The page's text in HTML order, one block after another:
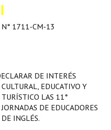
N° 1711-CM-13
DE INTERÉS
CULTURAL, EDUCATIVO Y
TURÍSTICO LAS 11°
JORNADAS DE EDUCADORES
DE INGLÉS.